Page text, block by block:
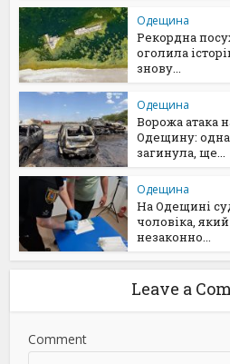
Одещина
Рекордна
оголила
знову...
Одещина
Ворожа атака
Одещину:
загинула, ще...
Одещина
На Одещині
чоловіка, який
незаконно...
Leave a
Comment